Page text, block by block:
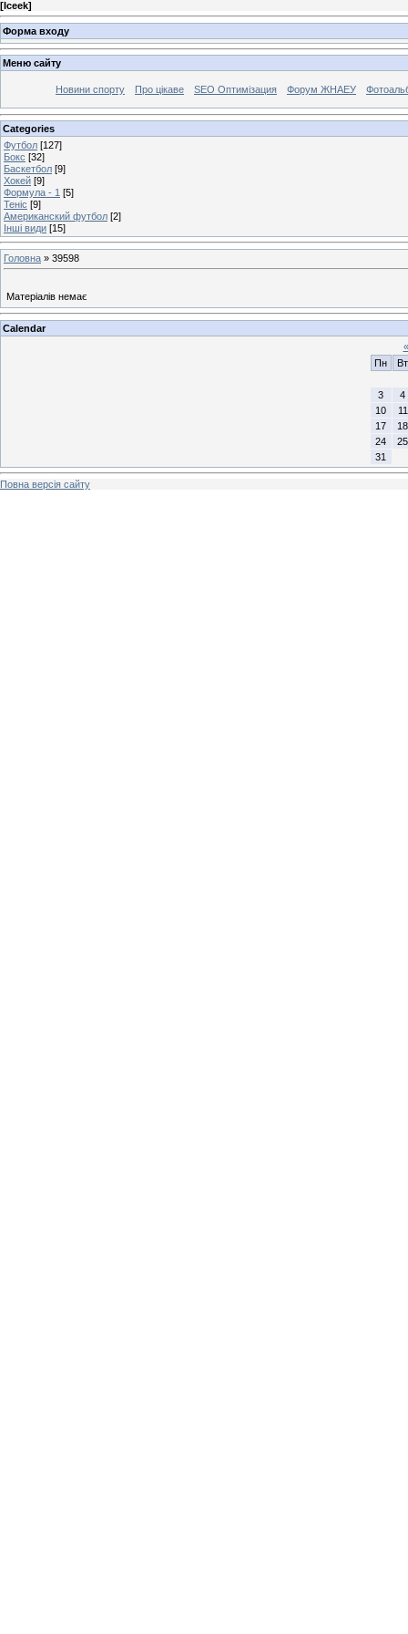
[Iceek]
Форма входу
Меню сайту
Новини спорту Про цікаве SEO Оптимізация Форум ЖНАЕУ
Categories
Футбол [127]
Бокс [32]
Баскетбол [9]
Хокей [9]
Формула - 1 [5]
Теніс [9]
Американский футбол [2]
Інші види [15]
Головна » 39598
Матеріалів немає
Calendar
«
Пн
Вт
3
4
10
11
17
18
24
25
31
Повна версія сайту